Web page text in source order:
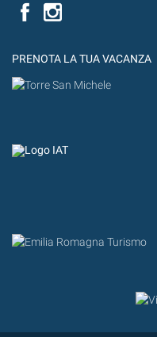
Facebook
PRENOTA LA TUA VACANZA